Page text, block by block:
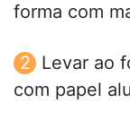
forma com
Levar ao
com papel